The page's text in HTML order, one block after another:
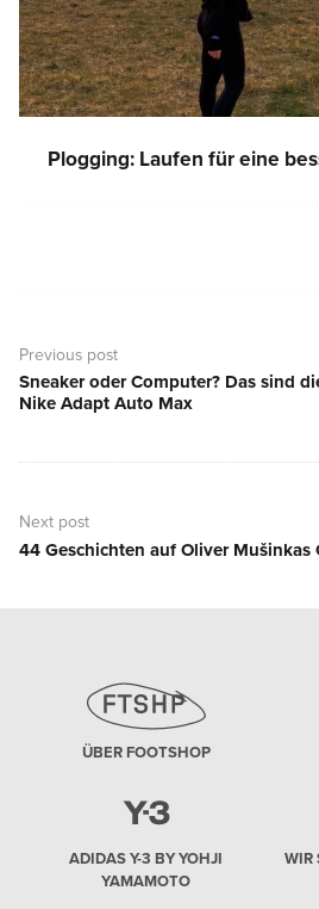
Plogging: Laufen für eine
Previous post
Previous
post:
Sneaker oder Computer? Das sind
Nike Adapt Auto Max
Next post
Next
44 Geschichten auf Oliver Mušinkas
ÜBER FOOTSHOP
ADIDAS Y-3 BY YOHJI
YAMAMOTO
WIR